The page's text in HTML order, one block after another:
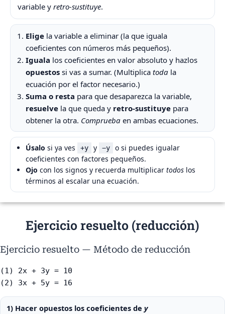
variable y retro-sustituye.
Elige la variable a eliminar (la que iguala
coeficientes con números más pequeños).
Iguala los coeficientes en valor absoluto y hazlos
opuestos si vas a sumar. (Multiplica toda la
ecuación por el factor necesario.)
Suma o resta para que desaparezca la variable,
resuelve la que queda y retro-sustituye para
obtener la otra. Comprueba en ambas ecuaciones.
Úsalo si ya ves +y y −y
o si puedes igualar
coeficientes con factores pequeños.
Ojo con los signos y recuerda multiplicar todos los
términos al escalar una ecuación.
Ejercicio resuelto (reducción)
Ejercicio resuelto — Método de reducción
(1) 2x + 3y = 10
(2) 3x + 5y = 16
1) Hacer opuestos los coeficientes de y